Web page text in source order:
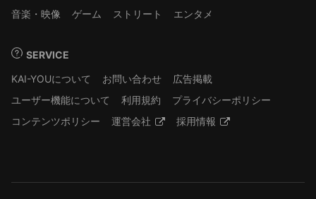
音楽・映像
ゲーム ストリート エンタメ
SERVICE
KAI-YOUについて
お問い合わせ
広告掲載
ユーザー機能について
利用規約
プライバシーポリシー
コンテンツポリシー
運営会社 採用情報